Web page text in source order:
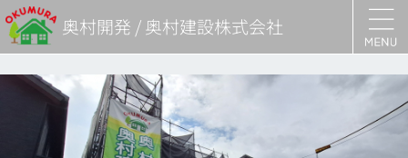
奥村開発 / 奥村建設株式会社